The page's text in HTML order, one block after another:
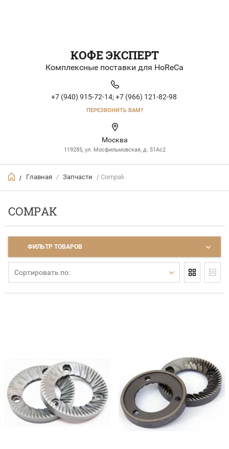
КОФЕ ЭКСПЕРТ
Комплексные поставки для HoReCa
+7 (940) 915-72-14; +7 (966) 121-82-98
ПЕРЕЗВОНИТЬ ВАМ?
Москва
119285, ул. Мосфильмовская, д. 51Ac2
/ Главная / Запчасти / Compak
COMPAK
ФИЛЬТР ТОВАРОВ
Сортировать по: